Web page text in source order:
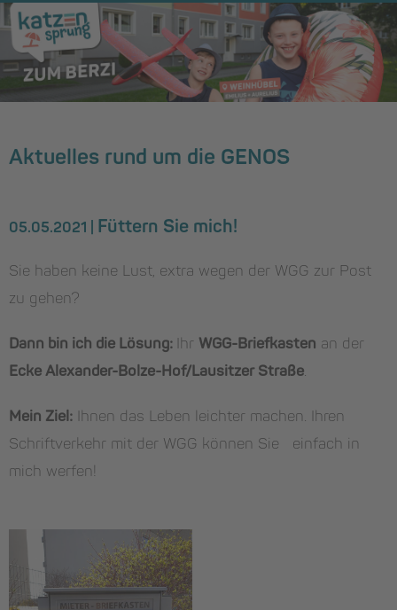
Aktuelles rund um die GENOS
05.05.2021 | Füttern Sie mich!
Sie haben keine Lust, extra wegen der WGG zur Post
zu gehen?
Dann bin ich die Lösung: Ihr WGG-Briefkasten an der
Ecke Alexander-Bolze-Hof/Lausitzer Straße.
Mein Ziel: Ihnen das Leben leichter machen. Ihren
Schriftverkehr mit der WGG können Sie einfach in
mich werfen!